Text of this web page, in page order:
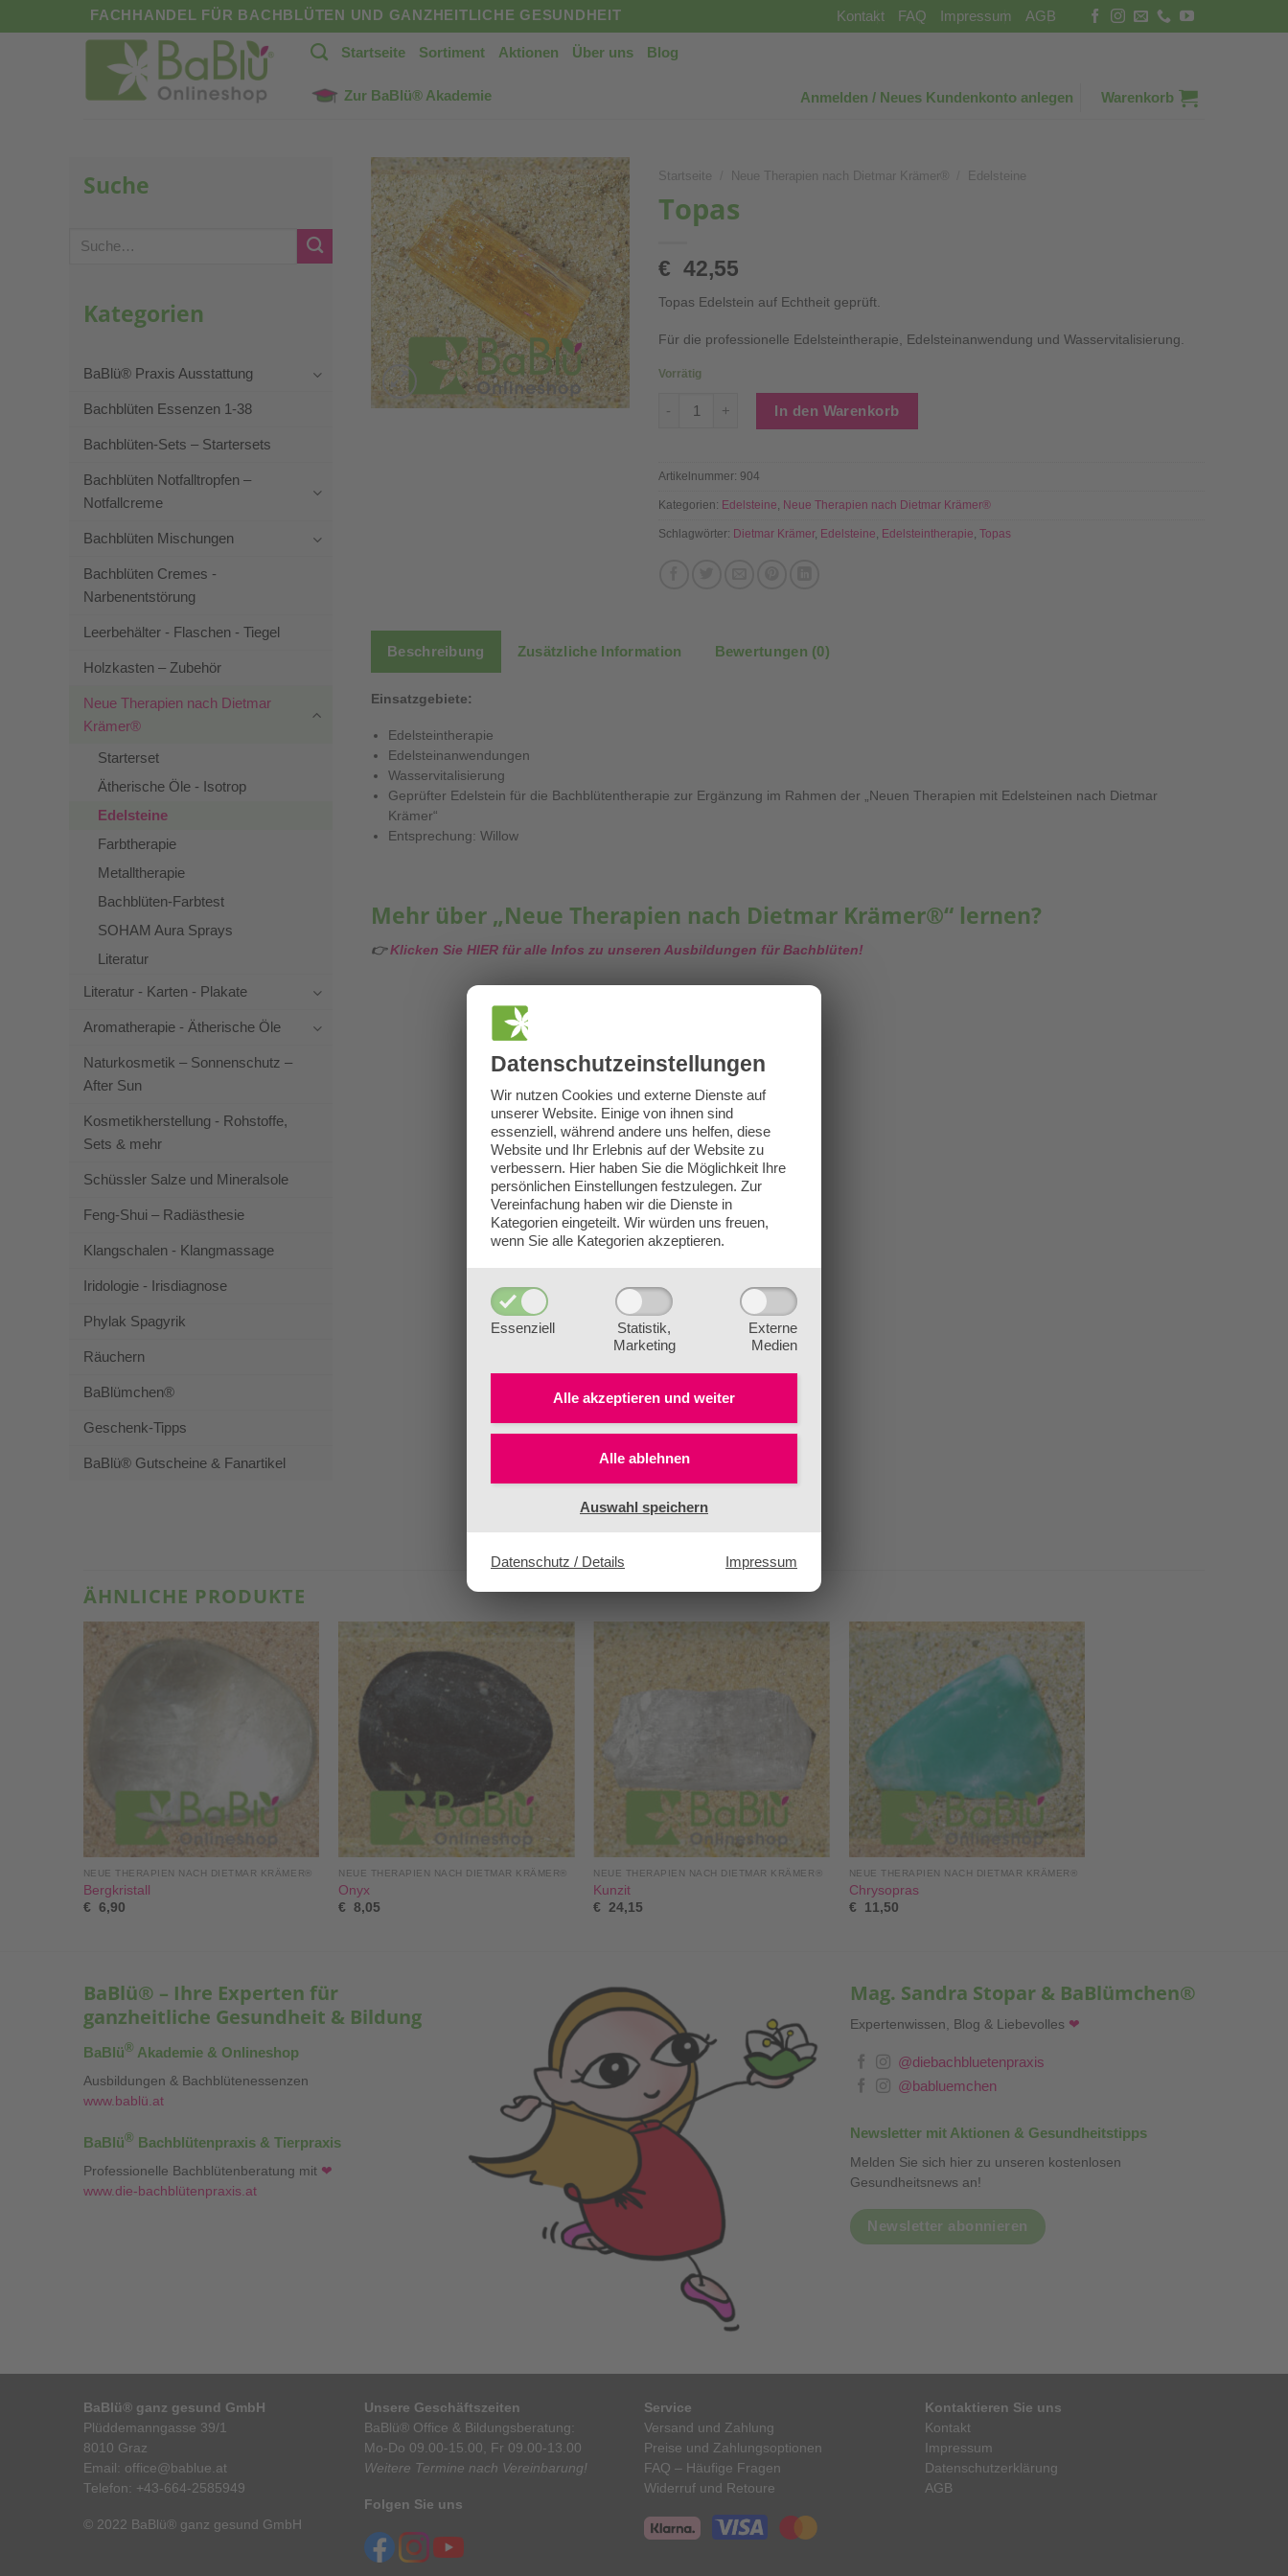
Datenschutz­einstellungen
Wir nutzen Cookies und externe Dienste auf
unserer Website. Einige von ihnen sind
essenziell, während andere uns helfen, diese
Website und Ihr Erlebnis auf der Website zu
verbessern. Hier haben Sie die Möglichkeit Ihre
persönlichen Einstellungen festzulegen. Zur
Vereinfachung haben wir die Dienste in
Kategorien eingeteilt. Wir würden uns freuen,
wenn Sie alle Kategorien akzeptieren.
Essenziell
Statistik,
Marketing
Externe
Medien
Alle akzeptieren und weiter
Alle ablehnen
Auswahl speichern
Datenschutz / Details Impressum
Inhalt
FACHHANDEL FÜR BACHBLÜTEN UND GANZHEITLICHE GESUNDHEIT Kontakt FAQ Impressum AGB
Startseite Sortiment Aktionen Über uns Blog
Zur BaBlü® Akademie Anmelden / Neues Kundenkonto anlegen Warenkorb
Startseite Neue Therapien nach Dietmar Krämer® Edelsteine
Topas
€ 42,55
Topas Edelstein auf Echtheit geprüft.
Für die professionelle Edelsteintherapie, Edelsteinanwendung und Wasservitalisierung.
Vorrätig
Topas Menge In den Warenkorb
Artikelnummer: 904
Kategorien: Edelsteine, Neue Therapien nach Dietmar Krämer®
Schlagwörter: Dietmar Krämer, Edelsteine, Edelsteintherapie, Topas
Beschreibung Zusätzliche Information Bewertungen (0)
Einsatzgebiete:
Edelsteintherapie
Edelsteinanwendungen
Wasservitalisierung
Geprüfter Edelstein für die Bachblütentherapie zur Ergänzung im Rahmen der „Neuen Therapien mit Edelsteinen nach Dietmar
Krämer“
Entsprechung: Willow
Mehr über „Neue Therapien nach Dietmar Krämer®“ lernen?
👉Klicken Sie HIER für alle Infos zu unseren Ausbildungen für Bachblüten!
Suche
Suche
Kategorien
BaBlü® Praxis Ausstattung
Bachblüten Essenzen 1-38
Bachblüten-Sets – Startersets
Bachblüten Notfalltropfen –
Notfallcreme
Bachblüten Mischungen
Bachblüten Cremes -
Narbenentstörung
Leerbehälter - Flaschen - Tiegel
Holzkasten – Zubehör
Neue Therapien nach Dietmar
Krämer®
Starterset
Ätherische Öle - Isotrop
Edelsteine
Farbtherapie
Metalltherapie
Bachblüten-Farbtest
SOHAM Aura Sprays
Literatur
Literatur - Karten - Plakate
Aromatherapie - Ätherische Öle
Naturkosmetik – Sonnenschutz –
After Sun
Kosmetikherstellung - Rohstoffe,
Sets & mehr
Schüssler Salze und Mineralsole
Feng-Shui – Radiästhesie
Klangschalen - Klangmassage
Iridologie - Irisdiagnose
Phylak Spagyrik
Räuchern
BaBlümchen®
Geschenk-Tipps
BaBlü® Gutscheine & Fanartikel
ÄHNLICHE PRODUKTE
NEUE THERAPIEN NACH DIETMAR KRÄMER®
Bergkristall
€ 6,90
NEUE THERAPIEN NACH DIETMAR KRÄMER®
Onyx
€
8,05
NEUE THERAPIEN NACH DIETMAR KRÄMER®
Kunzit
€
24,15
NEUE THERAPIEN NACH DIETMAR KRÄMER®
Chrysopras
€
11,50
BaBlü® – Ihre Experten für
ganzheitliche Gesundheit & Bildung
BaBlü® Akademie & Onlineshop
Ausbildungen & Bachblütenessenzen
www.bablü.at
BaBlü® Bachblütenpraxis & Tierpraxis
Professionelle Bachblütenberatung mit ❤
www.die-bachblütenpraxis.at
Mag. Sandra Stopar & BaBlümchen®
Expertenwissen, Blog & Liebevolles ❤
@diebachbluetenpraxis
@babluemchen
Newsletter mit Aktionen & Gesundheitstipps
Melden Sie sich hier zu unseren kostenlosen
Gesundheitsnews an!
Newsletter abonnieren
BaBlü® ganz gesund GmbH
Plüddemanngasse 39/1
8010 Graz
Email: office@bablue.at
Telefon: +43-664-2585949
© 2022 BaBlü® ganz gesund GmbH
Unsere Geschäftszeiten
BaBlü® Office & Bildungsberatung:
Mo-Do 09.00-15.00, Fr 09.00-13.00
Weitere Termine nach Vereinbarung!
Folgen Sie uns
Service
Versand und Zahlung
Preise und Zahlungsoptionen
FAQ – Häufige Fragen
Widerruf und Retoure
Kontaktieren Sie uns
Kontakt
Impressum
Datenschutzerklärung
AGB